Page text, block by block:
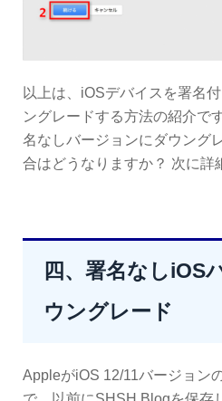
以上は、iOSデバイスを署名
ングレードする方法の紹介で
名なしバージョンにダウング
合はどうなりますか？ 次に詳
四、署名なしiOS
ウングレード
AppleがiOS 12/11バージョン